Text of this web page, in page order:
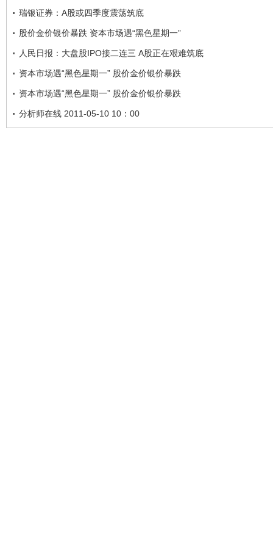
瑞银证券：A股或四季度震荡筑底
股价金价银价暴跌 资本市场遇“黑色星期一”
人民日报：大盘股IPO接二连三 A股正在艰难筑底
资本市场遇“黑色星期一” 股价金价银价暴跌
资本市场遇“黑色星期一” 股价金价银价暴跌
分析师在线 2011-05-10 10：00